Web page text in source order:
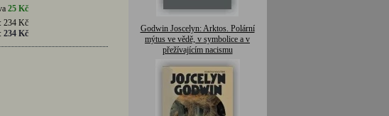
25 Kč
234 Kč
234 Kč
Godwin Joscelyn: Arktos. Polární
mýtus ve vědě, v symbolice a v
přežívajícím nacismu